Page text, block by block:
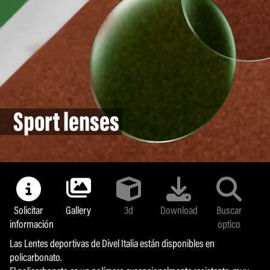
Sport lenses
Solicitar
información
Gallery 3d Download
Buscar
optico
Las Lentes deportivas de Divel Italia están disponibles en
policarbonato.
Sport lenses
Solicitar
información
Gallery 3d Download
Buscar
optico
Las Lentes deportivas de Divel Italia están disponibles en
policarbonato.